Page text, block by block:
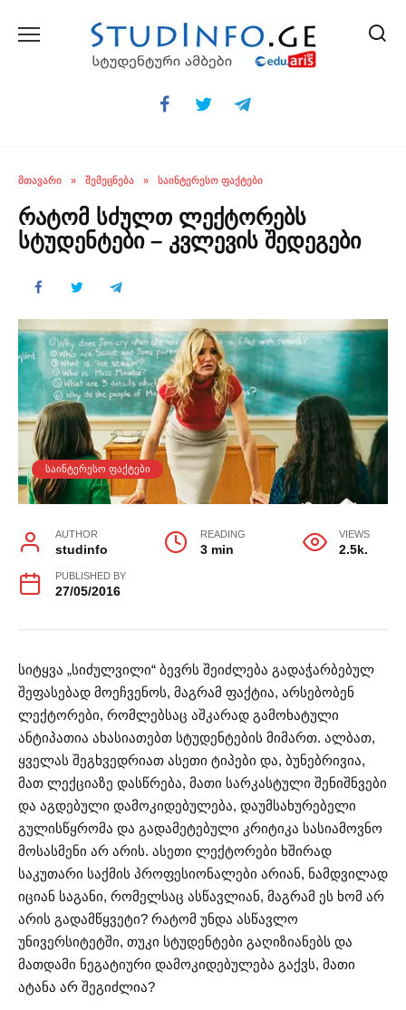
ᲛᲗᲐᲕᲐᲠᲘ » ᲨᲔᲛᲔᲪᲜᲔᲑᲐ » ᲡᲐᲘᲜᲢᲔᲠᲔᲡᲝ ᲤᲐᲥᲢᲔᲑᲘ
რატომ სძულთ ლექტორებს
სტუდენტები – კვლევის შედეგები
ᲡᲐᲘᲜᲢᲔᲠᲔᲡᲝ ᲤᲐᲥᲢᲔᲑᲘ
AUTHOR
studinfo
READING
3 min
VIEWS
2.5k.
PUBLISHED BY
27/05/2016
სიტყვა „სიძულვილი“ ბევრს შეიძლება გადაჭარბებულ
შეფასებად მოეჩვენოს, მაგრამ ფაქტია, არსებობენ
ლექტორები, რომლებსაც აშკარად გამოხატული
ანტიპათია ახასიათებთ სტუდენტების მიმართ. ალბათ,
ყველას შეგხვედრიათ ასეთი ტიპები და, ბუნებრივია,
მათ ლექციაზე დასწრება, მათი სარკასტული შენიშნვები
და აგდებული დამოკიდებულება, დაუმსახურებელი
გულისწყრომა და გადამეტებული კრიტიკა სასიამოვნო
მოსასმენი არ არის. ასეთი ლექტორები ხშირად
საკუთარი საქმის პროფესიონალები არიან, ნამდვილად
იციან საგანი, რომელსაც ასწავლიან, მაგრამ ეს ხომ არ
არის გადამწყვეტი? რატომ უნდა ასწავლო
უნივერსიტეტში, თუკი სტუდენტები გაღიზიანებს და
მათდამი ნეგატიური დამოკიდებულება გაქვს, მათი
ატანა არ შეგიძლია?